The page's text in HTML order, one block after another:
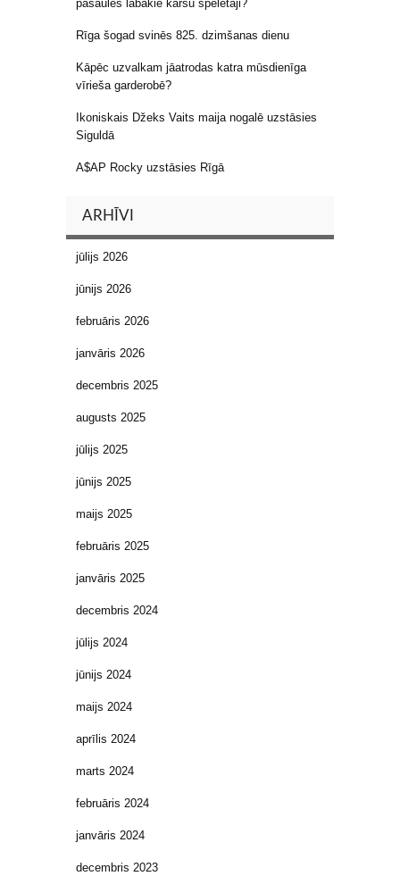
pasaules labākie kāršu spēlētāji?
Rīga šogad svinēs 825. dzimšanas dienu
Kāpēc uzvalkam jāatrodas katra mūsdienīga
vīrieša garderobē?
Ikoniskais Džeks Vaits maija nogalē uzstāsies
Siguldā
A$AP Rocky uzstāsies Rīgā
ARHĪVI
jūlijs 2026
jūnijs 2026
februāris 2026
janvāris 2026
decembris 2025
augusts 2025
jūlijs 2025
jūnijs 2025
maijs 2025
februāris 2025
janvāris 2025
decembris 2024
jūlijs 2024
jūnijs 2024
maijs 2024
aprīlis 2024
marts 2024
februāris 2024
janvāris 2024
decembris 2023